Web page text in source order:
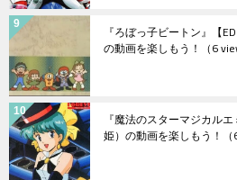
『ろぼっ子ビートン』【
の動画を楽しもう！ （6
『魔法のスターマジカル
姫）の動画を楽しもう！